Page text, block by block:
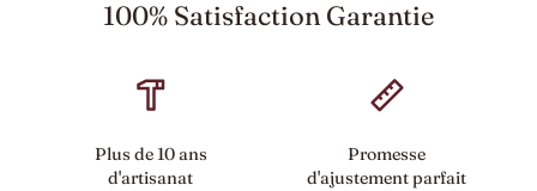
100% Satisfaction Garantie
Plus de 10 ans
d'artisanat
Promesse
d'ajustement parfait